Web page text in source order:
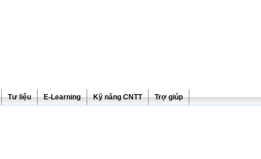
Tư liệu E-Learning Kỹ năng CNTT Trợ giúp